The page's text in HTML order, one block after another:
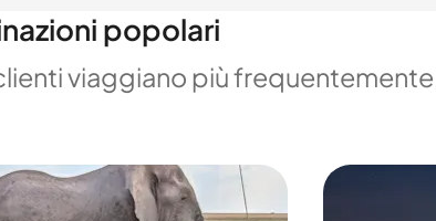
popolari
viaggiano più